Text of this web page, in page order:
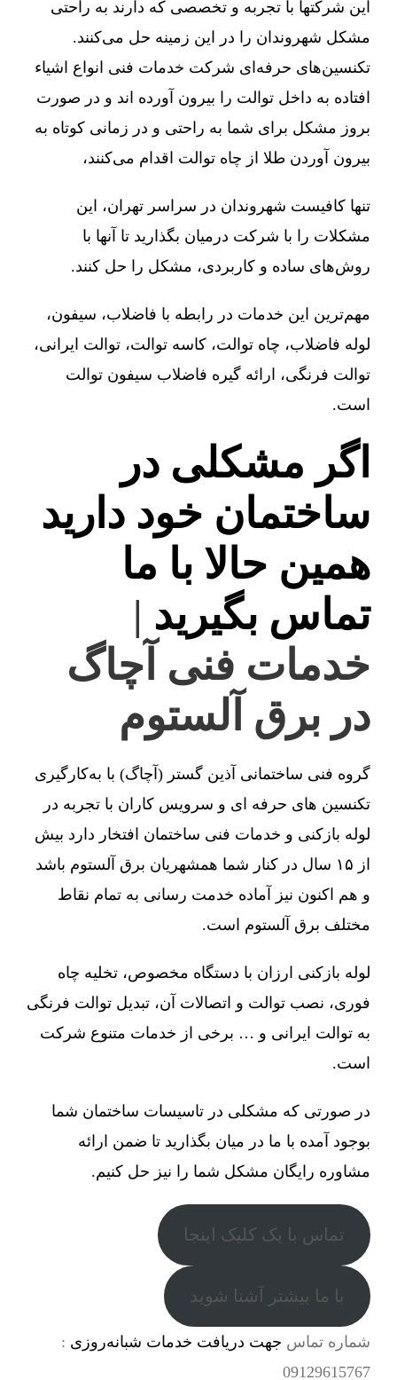
این شرکتها با تجربه و تخصصی که دارند به راحتی
مشکل شهروندان را در این زمینه حل می‌کنند.
تکنسین‌های حرفه‌ای شرکت خدمات فنی انواع اشیاء
افتاده به داخل توالت را بیرون آورده اند و در صورت
بروز مشکل برای شما به راحتی و در زمانی کوتاه به
بیرون آوردن طلا از چاه توالت اقدام می‌کنند،
تنها کافیست شهروندان در سراسر تهران، این
مشکلات را با شرکت درمیان بگذارید تا آنها با
روش‌های ساده و کاربردی، مشکل را حل کنند.
مهم‌ترین این خدمات در رابطه با فاضلاب، سیفون،
لوله فاضلاب، چاه توالت، کاسه توالت، توالت ایرانی،
توالت فرنگی، ارائه گیره فاضلاب سیفون توالت
است.
اگر مشکلی در
ساختمان خود دارید
همین حالا با ما
تماس بگیرید |
خدمات فنی آچاگ
در برق آلستوم
گروه فنی ساختمانی آذین گستر (آچاگ) با به‌کارگیری
تکنسین های حرفه ای و سرویس کاران با تجربه در
لوله بازکنی و خدمات فنی ساختمان افتخار دارد بیش
از ۱۵ سال در کنار شما همشهریان برق آلستوم باشد
و هم اکنون نیز آماده خدمت رسانی به تمام نقاط
مختلف برق آلستوم است.
لوله بازکنی ارزان با دستگاه مخصوص، تخلیه چاه
فوری، نصب توالت و اتصالات آن، تبدیل توالت فرنگی
به توالت ایرانی و … برخی از خدمات متنوع شرکت
است.
در صورتی که مشکلی در تاسیسات ساختمان شما
بوجود آمده با ما در میان بگذارید تا ضمن ارائه
مشاوره رایگان مشکل شما را نیز حل کنیم.
تماس با یک کلیک اینجا
با ما بیشتر آشنا شوید
شماره تماس جهت دریافت خدمات شبانه‌روزی :
09129615767